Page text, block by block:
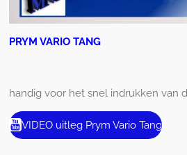
PRYM VARIO TANG
handig voor het snel indrukken van
VIDEO uitleg Prym Vario Tang